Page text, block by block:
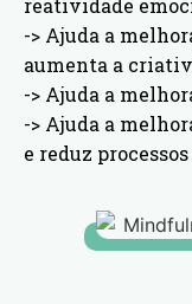
reatividade
-> Ajuda a
aumenta a
-> Ajuda a
-> Ajuda a
e reduz